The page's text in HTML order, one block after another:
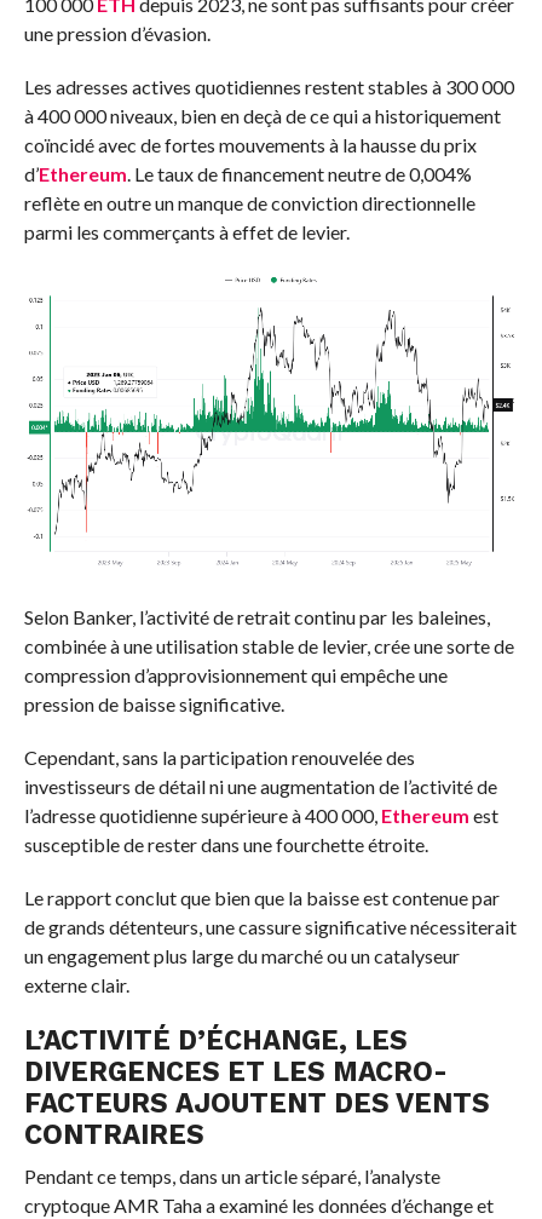
une pression d’évasion.
Les adresses actives quotidiennes restent stables à 300 000
à 400 000 niveaux, bien en deçà de ce qui a historiquement
coïncidé avec de fortes mouvements à la hausse du prix
d’Ethereum. Le taux de financement neutre de 0,004%
reflète en outre un manque de conviction directionnelle
parmi les commerçants à effet de levier.
Selon Banker, l’activité de retrait continu par les baleines,
combinée à une utilisation stable de levier, crée une sorte de
compression d’approvisionnement qui empêche une
pression de baisse significative.
Cependant, sans la participation renouvelée des
investisseurs de détail ni une augmentation de l’activité de
l’adresse quotidienne supérieure à 400 000, Ethereum est
susceptible de rester dans une fourchette étroite.
Le rapport conclut que bien que la baisse est contenue par
de grands détenteurs, une cassure significative nécessiterait
un engagement plus large du marché ou un catalyseur
externe clair.
L’ACTIVITÉ D’ÉCHANGE, LES
DIVERGENCES ET LES MACRO-
FACTEURS AJOUTENT DES VENTS
CONTRAIRES
Pendant ce temps, dans un article séparé, l’analyste
cryptoque AMR Taha a examiné les données d’échange et